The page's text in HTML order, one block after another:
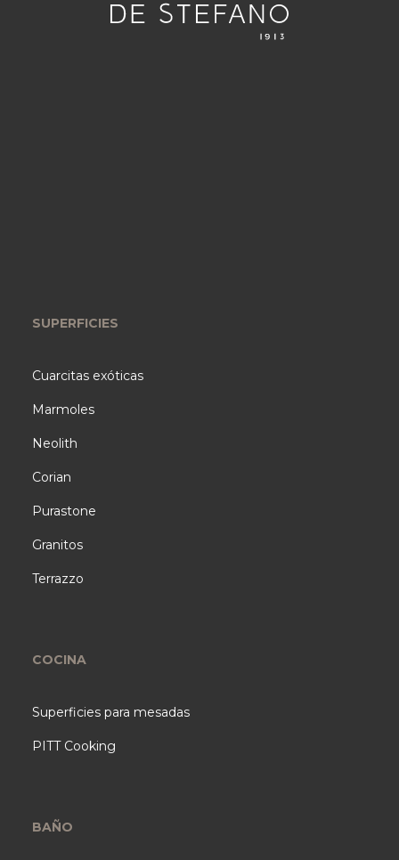
SUPERFICIES
Cuarcitas exóticas
Marmoles
Neolith
Corian
Purastone
Granitos
Terrazzo
COCINA
Superficies para mesadas
PITT Cooking
BAÑO